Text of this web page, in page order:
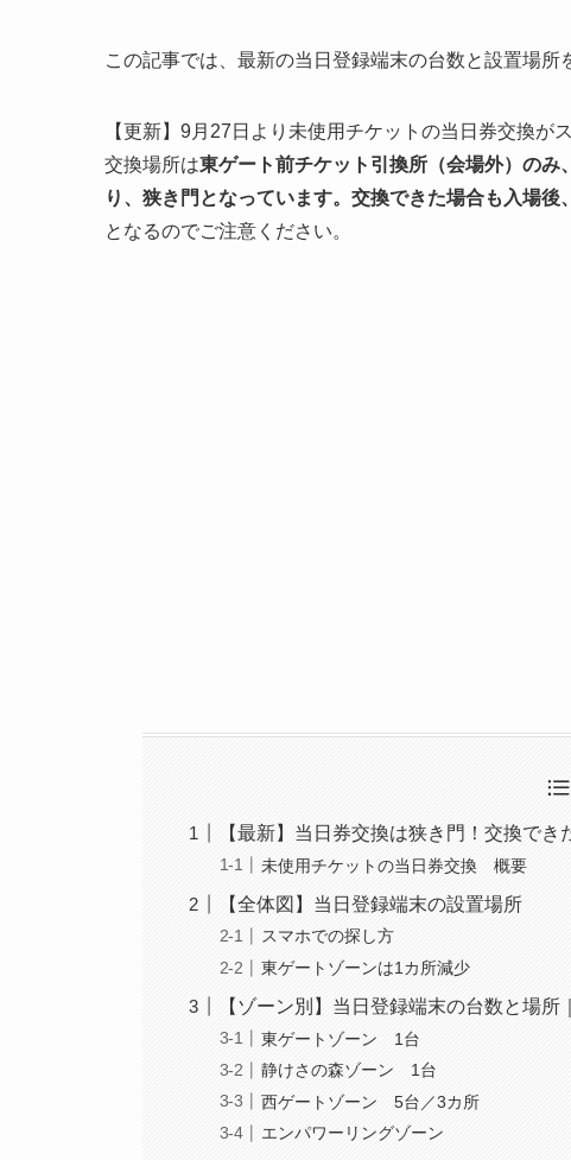
この記事では、最新の当日登録端末の台数と設置場所
【更新】9月27日より未使用チケットの当日券交換が
交換場所は東ゲート前チケット引換所（会場外） のみ
り、狭き門となっています。交換できた場合も 入場後
となるのでご注意ください。
【最新】当日券交換は狭き門！交換でき
未使用チケットの当日券交換 概要
【全体図】当日登録端末の設置場所
スマホでの探し方
東ゲートゾーンは1カ所減少
【ゾーン別】当日登録端末の台数と場所
東ゲートゾーン 1台
静けさの森ゾーン 1台
西ゲートゾーン 5台／3カ所
エンパワーリングゾーン